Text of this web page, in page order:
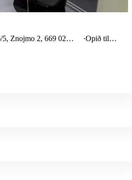
Znojmo 2, 669 02
·Opið til